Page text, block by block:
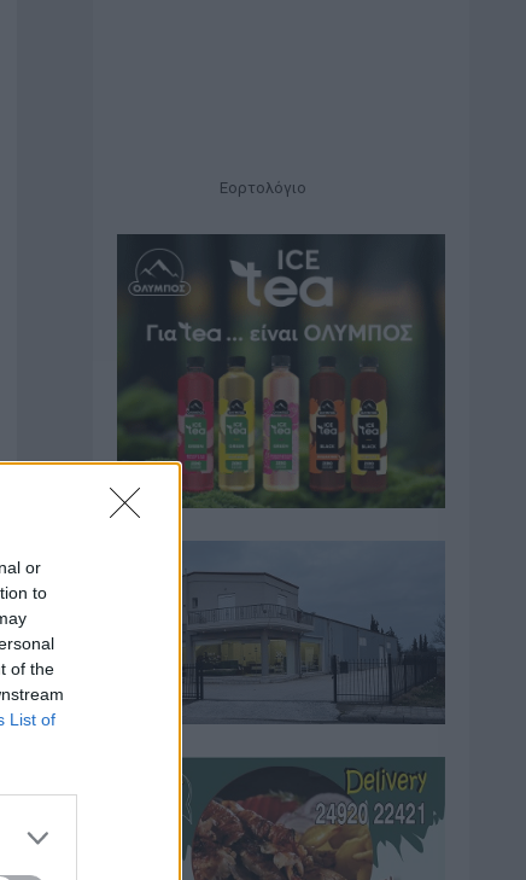
or
to
of the
List of
Εορτολόγιο